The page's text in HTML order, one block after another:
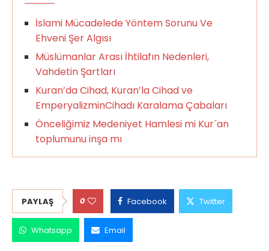
İslami Mücadelede Yöntem Sorunu Ve
Ehveni Şer Algısı
Müslümanlar Arası İhtilafın Nedenleri,
Vahdetin Şartları
Kuran’da Cihad, Kuran’la Cihad ve
EmperyalizminCihadı Karalama Çabaları
Önceliğimiz Medeniyet Hamlesi mi Kur´an
toplumunu inşa mı
PAYLAŞ 0 Facebook Twitter
Whatsapp Email